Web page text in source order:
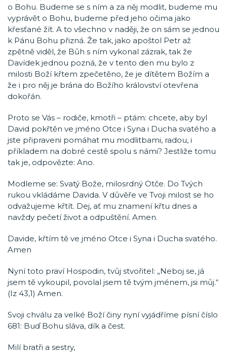
o Bohu. Budeme se s ním a za něj modlit, budeme mu
vyprávět o Bohu, budeme před jeho očima jako
křesťané žít. A to všechno v naději, že on sám se jednou
k Pánu Bohu přizná. Že tak, jako apoštol Petr až
zpětně viděl, že Bůh s ním vykonal zázrak, tak že
Davídek jednou pozná, že v tento den mu bylo z
milosti Boží křtem zpečetěno, že je dítětem Božím a
že i pro něj je brána do Božího království otevřena
dokořán.
Proto se Vás – rodiče, kmotři – ptám: chcete, aby byl
David pokřtěn ve jméno Otce i Syna i Ducha svatého a
jste připraveni pomáhat mu modlitbami, radou, i
příkladem na dobré cestě spolu s námi? Jestliže tomu
tak je, odpovězte: Ano.
Modleme se: Svatý Bože, milosrdný Otče. Do Tvých
rukou vkládáme Davida. V důvěře ve Tvoji milost se ho
odvažujeme křtít. Dej, ať mu znamení křtu dnes a
navždy pečetí život a odpuštění. Amen.
Davide, křtím tě ve jméno Otce i Syna i Ducha svatého.
Amen
Nyní toto praví Hospodin, tvůj stvořitel: „Neboj se, já
jsem tě vykoupil, povolal jsem tě tvým jménem, jsi můj.“
(Iz 43,1) Amen.
Svoji chválu za velké Boží činy nyní vyjádříme písní číslo
681: Buď Bohu sláva, dík a čest.
Milí bratři a sestry,